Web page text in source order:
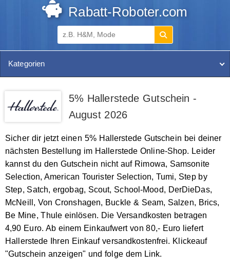
Rabatt-Roboter.com
Kategorien
5% Hallerstede Gutschein -
August 2026
Sicher dir jetzt einen 5% Hallerstede Gutschein bei deiner
nächsten Bestellung im Hallerstede Online-Shop. Leider
kannst du den Gutschein nicht auf Rimowa, Samsonite
Selection, American Tourister Selection, Tumi, Step by
Step, Satch, ergobag, Scout, School-Mood, DerDieDas,
McNeill, Von Cronshagen, Buckle & Seam, Salzen, Brics,
Be Mine, Thule einlösen. Die Versandkosten betragen
4,90 Euro. Ab einem Einkaufwert von 80,- Euro liefert
Hallerstede Ihren Einkauf versandkostenfrei. Klickeauf
"Gutschein anzeigen" und folge dem Link.